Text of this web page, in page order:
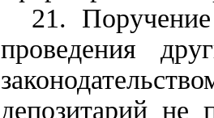
21.
проведения
депозитарий не